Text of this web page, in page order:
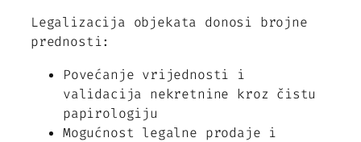
Legalizacija objekata donosi brojne
prednosti:
Povećanje vrijednosti i
validacija nekretnine kroz čistu
papirologiju
Mogućnost legalne prodaje i